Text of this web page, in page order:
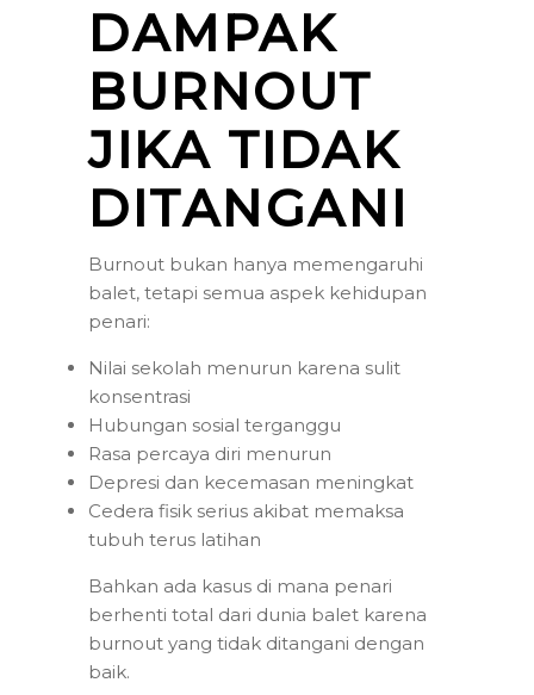
DAMPAK
BURNOUT
JIKA TIDAK
DITANGANI
Burnout bukan hanya memengaruhi
balet, tetapi semua aspek kehidupan
penari:
Nilai sekolah menurun karena sulit
konsentrasi
Hubungan sosial terganggu
Rasa percaya diri menurun
Depresi dan kecemasan meningkat
Cedera fisik serius akibat memaksa
tubuh terus latihan
Bahkan ada kasus di mana penari
berhenti total dari dunia balet karena
burnout yang tidak ditangani dengan
baik.